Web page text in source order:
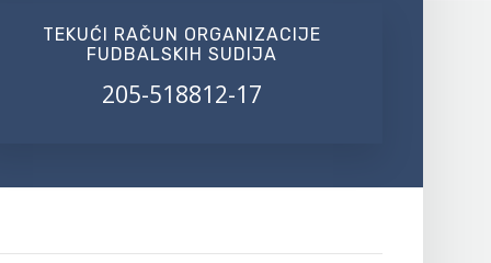
TEKUĆI RAČUN ORGANIZACIJE
FUDBALSKIH SUDIJA
205-518812-17